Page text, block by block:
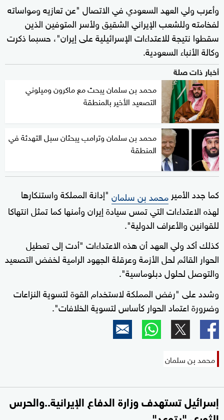
وأعرب ولي العهد السعودي في الاتصال "عن تعازيه ومواساته
لفخامته وللشعب الإيراني الشقيق ولأسر المتوفين الذين
سقطوا نتيجة للاعتداءات الإسرائيلية على إيران"، حسبما ذكرت
وكالة الأنباء السعودية.
أخبار ذات صلة
محمد بن سلمان يبحث مع ماكرون وميلوني
التصعيد الأخير بالمنطقة
محمد بن سلمان وترامب يبحثان سبل التهدئة في
المنطقة
كما جدد الأمير محمد بن سلمان "إدانة المملكة واستنكارها
لهذه الاعتداءات التي تمس سيادة إيران وأمنها كما تمثل انتهاكا
للقوانين والأعراف الدولية".
كذلك أكد ولي العهد أن هذه الاعتداءات "أدت إلى تعطيل
الحوار القائم لحل الأزمة وعرقلة الجهود الرامية لخفض التصعيد
والتوصل لحلول دبلوماسية".
وشدد على "رفض المملكة لاستخدام القوة لتسوية النزاعات
وضرورة اعتماد الحوار كأساس لتسوية الخلافات".
محمد بن سلمان
إسرائيل تستهدف وزارة الدفاع الإيرانية..والحرس